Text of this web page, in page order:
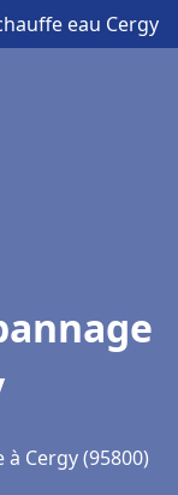
eau Cergy
Cergy (95800)